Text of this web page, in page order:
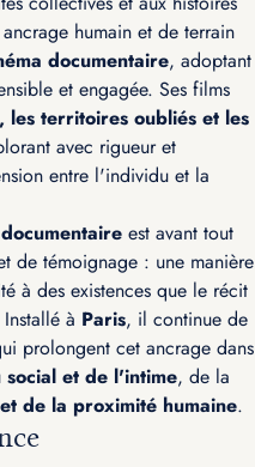
humain et de terrain
documentaire, adoptant
et engagée. Ses films
les territoires oubliés et les
avec rigueur et
entre l'individu et la
documentaireest avant tout
de témoignage : une manière
à des existences que le récit
à Paris, il continue de
prolongent cet ancrage dans
social et de l'intime, de la
de la proximité humaine.